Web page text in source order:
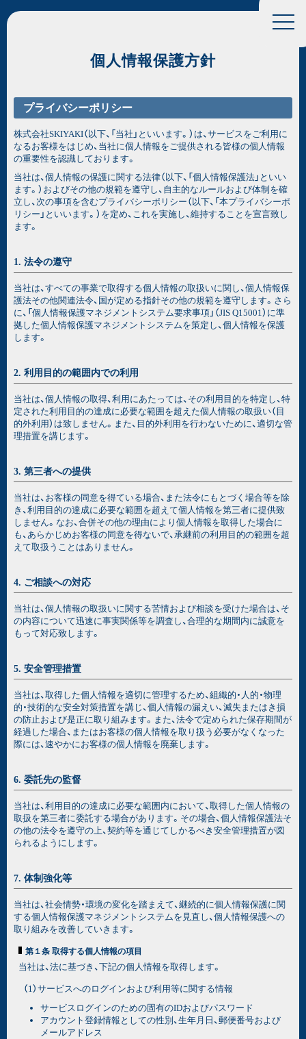
個人情報保護方針
プライバシーポリシー
株式会社SKIYAKI（以下、「当社」といいます。）は、サービスをご利用に
なるお客様をはじめ、当社に個人情報をご提供される皆様の個人情報
の重要性を認識しております。
当社は、個人情報の保護に関する法律（以下、「個人情報保護法」といい
ます。）およびその他の規範を遵守し、自主的なルールおよび体制を確
立し、次の事項を含むプライバシーポリシー（以下、「本プライバシーポ
リシー」といいます。）を定め、これを実施し、維持することを宣言致し
ます。
1. 法令の遵守
当社は、すべての事業で取得する個人情報の取扱いに関し、個人情報保
護法その他関連法令、国が定める指針その他の規範を遵守します。さら
に、「個人情報保護マネジメントシステム要求事項」（JIS Q15001）に準
拠した個人情報保護マネジメントシステムを策定し、個人情報を保護
します。
2. 利用目的の範囲内での利用
当社は、個人情報の取得、利用にあたっては、その利用目的を特定し、特
定された利用目的の達成に必要な範囲を超えた個人情報の取扱い（目
的外利用）は致しません。また、目的外利用を行わないために、適切な管
理措置を講じます。
3. 第三者への提供
当社は、お客様の同意を得ている場合、また法令にもとづく場合等を除
き、利用目的の達成に必要な範囲を超えて個人情報を第三者に提供致
しません。なお、合併その他の理由により個人情報を取得した場合に
も、あらかじめお客様の同意を得ないで、承継前の利用目的の範囲を超
えて取扱うことはありません。
4. ご相談への対応
当社は、個人情報の取扱いに関する苦情および相談を受けた場合は、そ
の内容について迅速に事実関係等を調査し、合理的な期間内に誠意を
もって対応致します。
5. 安全管理措置
当社は、取得した個人情報を適切に管理するため、組織的・人的・物理
的・技術的な安全対策措置を講じ、個人情報の漏えい、滅失またはき損
の防止および是正に取り組みます。また、法令で定められた保存期間が
経過した場合、またはお客様の個人情報を取り扱う必要がなくなった
際には、速やかにお客様の個人情報を廃棄します。
6. 委託先の監督
当社は、利用目的の達成に必要な範囲内において、取得した個人情報の
取扱を第三者に委託する場合があります。その場合、個人情報保護法そ
の他の法令を遵守の上、契約等を通じてしかるべき安全管理措置が図
られるようにします。
7. 体制強化等
当社は、社会情勢・環境の変化を踏まえて、継続的に個人情報保護に関
する個人情報保護マネジメントシステムを見直し、個人情報保護への
取り組みを改善していきます。
第１条 取得する個人情報の項目
当社は、法に基づき、下記の個人情報を取得します。
（1）サービスへのログインおよび利用等に関する情報
サービスログインのための固有のIDおよびパスワード
アカウント登録情報としての性別、生年月日、郵便番号および
メールアドレス